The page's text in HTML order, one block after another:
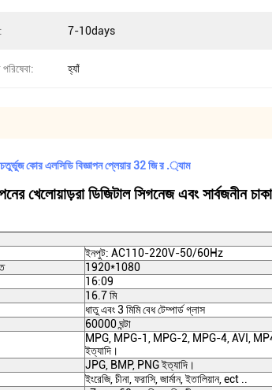
7-10days
হ্যাঁ
কোর এলসিডি বিজ্ঞাপন প্লেয়ার 32 জি র .্যাম
খেলোয়াড়রা ডিজিটাল সিগনেজ এবং সার্বজনীন
ইনপুট: AC110-220V-50/60Hz
1920*1080
16:09
16.7 মি
ধাতু এবং 3 মিমি বেধ টেম্পার্ড গ্লাস
60000 ঘন্টা
MPG, MPG-1, MPG-2, MPG-4, AVI,
ইত্যাদি।
JPG, BMP, PNG ইত্যাদি।
ইংরেজি, চীনা, ফরাসি, জার্মান, ইতালিয়ান, ect ..